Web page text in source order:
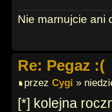
Nie marnujcie ani
Re: Pegaz :(
przez Cygi »
[*] kolejna